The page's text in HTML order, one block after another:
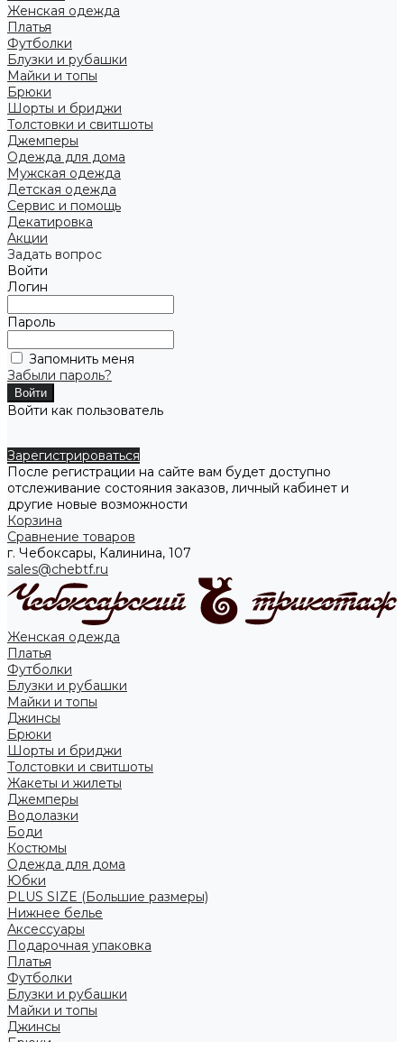
Женская одежда
Платья
Футболки
Блузки и рубашки
Майки и топы
Брюки
Шорты и бриджи
Толстовки и свитшоты
Джемперы
Одежда для дома
Мужская одежда
Детская одежда
Сервис и помощь
Декатировка
Акции
Задать вопрос
Войти
Логин
Пароль
Запомнить меня
Забыли пароль?
Войти как пользователь
Зарегистрироваться
После регистрации на сайте вам будет доступно
отслеживание состояния заказов, личный кабинет и
другие новые возможности
Корзина
Сравнение товаров
г. Чебоксары, Калинина, 107
sales@chebtf.ru
Женская одежда
Платья
Футболки
Блузки и рубашки
Майки и топы
Джинсы
Брюки
Шорты и бриджи
Толстовки и свитшоты
Жакеты и жилеты
Джемперы
Водолазки
Боди
Костюмы
Одежда для дома
Юбки
PLUS SIZE (Большие размеры)
Нижнее белье
Аксессуары
Подарочная упаковка
Платья
Футболки
Блузки и рубашки
Майки и топы
Джинсы